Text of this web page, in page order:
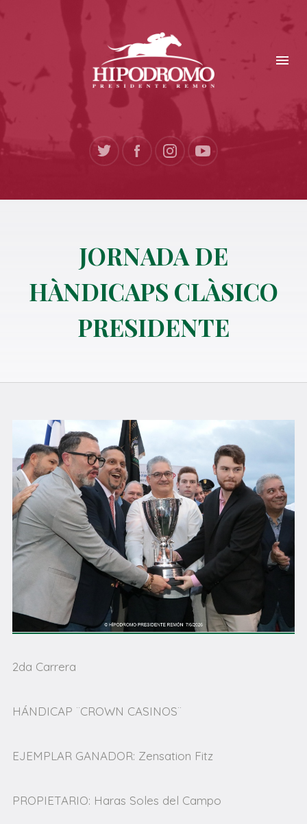
JORNADA DE
HÀNDICAPS CLÀSICO
PRESIDENTE
2da Carrera
HÁNDICAP ¨CROWN CASINOS¨
EJEMPLAR GANADOR: Zensation Fitz
PROPIETARIO: Haras Soles del Campo